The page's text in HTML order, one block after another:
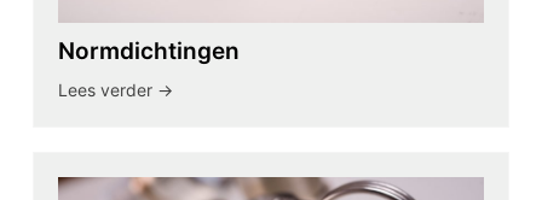
Normdichtingen
Lees verder ->